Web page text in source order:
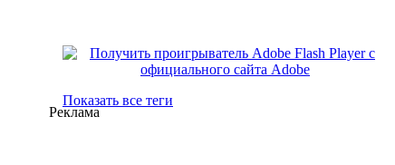
Показать все теги
Реклама